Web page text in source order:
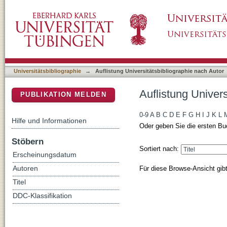
Universitätsbibliographie → Auflistung Universitätsbibliographie nach Autor
Auflistung
0-9 A B C D E F G H J K L
Oder geben Sie die ersten
Sortiert nach:
Für diese Browse-Ansicht
PUBLIKATION MELDEN
Hilfe und Informationen
Stöbern
Erscheinungsdatum
Autoren
Titel
DDC-Klassifikation